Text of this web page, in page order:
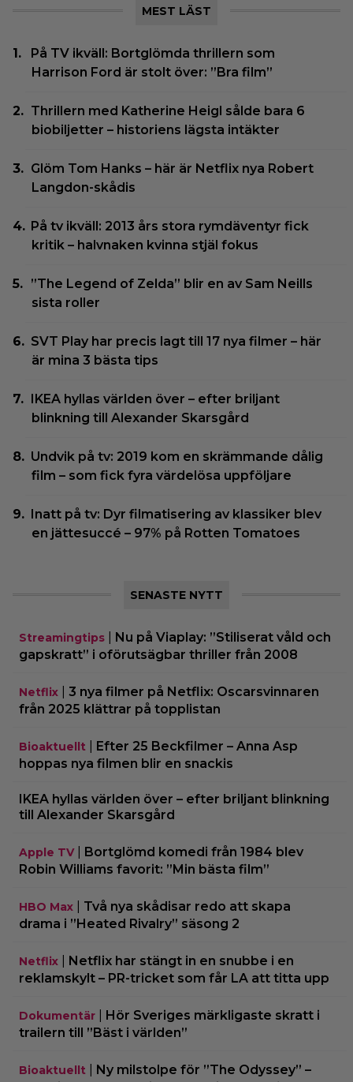
MEST LÄST
På TV ikväll: Bortglömda thrillern som
Harrison Ford är stolt över: ”Bra film”
Thrillern med Katherine Heigl sålde bara 6
biobiljetter – historiens lägsta intäkter
Glöm Tom Hanks – här är Netflix nya Robert
Langdon-skådis
På tv ikväll: 2013 års stora rymdäventyr fick
kritik – halvnaken kvinna stjäl fokus
”The Legend of Zelda” blir en av Sam Neills
sista roller
SVT Play har precis lagt till 17 nya filmer – här
är mina 3 bästa tips
IKEA hyllas världen över – efter briljant
blinkning till Alexander Skarsgård
Undvik på tv: 2019 kom en skrämmande dålig
film – som fick fyra värdelösa uppföljare
Inatt på tv: Dyr filmatisering av klassiker blev
en jättesuccé – 97% på Rotten Tomatoes
SENASTE NYTT
Streamingtips
Nu på Viaplay: ”Stiliserat våld och
gapskratt” i oförutsägbar thriller från 2008
Netflix
3 nya filmer på Netflix: Oscarsvinnaren
från 2025 klättrar på topplistan
Bioaktuellt
Efter 25 Beckfilmer – Anna Asp
hoppas nya filmen blir en snackis
IKEA hyllas världen över – efter briljant blinkning
till Alexander Skarsgård
Apple TV| Bortglömd komedi från 1984 blev
Robin Williams favorit: ”Min bästa film”
HBO Max
Två nya skådisar redo att skapa
drama i ”Heated Rivalry” säsong 2
Netflix
Netflix har stängt in en snubbe i en
reklamskylt – PR-tricket som får LA att titta upp
Dokumentär
Hör Sveriges märkligaste skratt i
trailern till ”Bäst i världen”
Bioaktuellt
Ny milstolpe för ”The Odyssey” –